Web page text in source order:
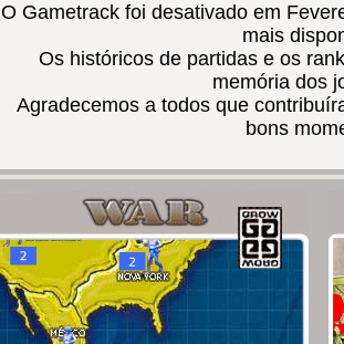
O Gametrack foi desativado em
mais
Os históricos de partidas e os
memória dos
Agradecemos a todos que
bons